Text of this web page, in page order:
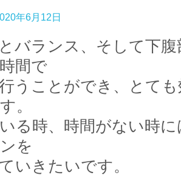
ニングメニューが盛りだ
位・寝位など、その日
を動かして明日も元気
きましょう♪
』とは？
肉」を表す『サルコ』
年6月12日
バランス、そして下
間で
うことができ、とて
。
る時、時間がない時
を
いきたいです。